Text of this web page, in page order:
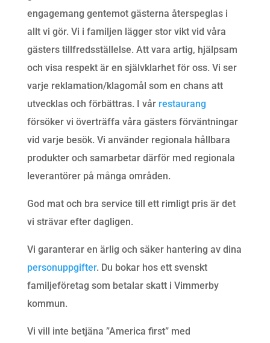
engagemang gentemot gästerna återspeglas i
allt vi gör. Vi i familjen lägger stor vikt vid våra
gästers tillfredsställelse. Att vara artig, hjälpsam
och visa respekt är en självklarhet för oss. Vi ser
varje reklamation/klagomål som en chans att
utvecklas och förbättras. I vår restaurang
försöker vi överträffa våra gästers förväntningar
vid varje besök. Vi använder regionala hållbara
produkter och samarbetar därför med regionala
leverantörer på många områden.
God mat och bra service till ett rimligt pris är det
vi strävar efter dagligen.
Vi garanterar en ärlig och säker hantering av dina
personuppgifter. Du bokar hos ett svenskt
familjeföretag som betalar skatt i Vimmerby
kommun.
Vi vill inte betjäna ”America first” med